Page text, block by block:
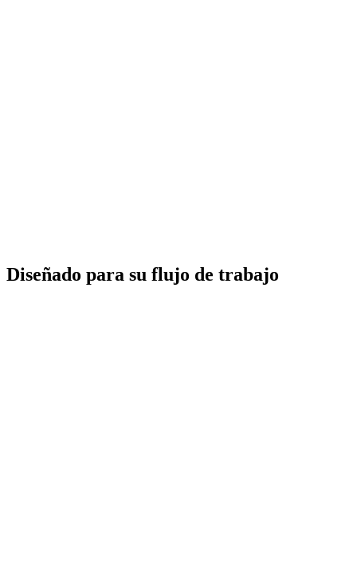
Diseñado para su flujo de trabajo